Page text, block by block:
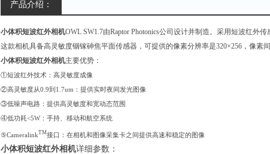
产品介绍：
小体积短波红外相机OWL SW1.7由Raptor Photonics公司设计并制造。采用短波红外
这款相机具备高灵敏度铟镓砷焦平面传感器，可提供的像素分辨率是320×256，像素间
小体积短波红外相机主要优势：
①短波红外技术：高灵敏度成像
②高灵敏度从0.9到1.7um ：提供实时夜间发光图像
③低噪声电路：提供高灵敏度和宽动态范围
④低功耗<5W：手持、移动和航空系统
⑤CameralinkTM接口：在相机和图像采集卡之间提供高速和稳定的图像
小体积短波红外相机详细参数：